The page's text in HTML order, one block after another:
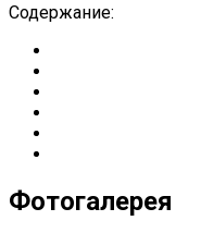
Содержание:
Фотогалерея